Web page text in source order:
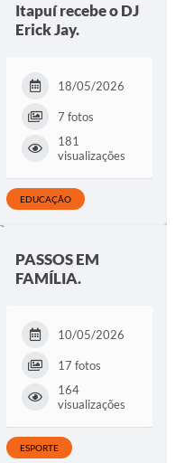
Itapuí recebe o DJ
Erick Jay.
18/05/2026
7 fotos
181
visualizações
EDUCAÇÃO
PASSOS EM
FAMÍLIA.
10/05/2026
17 fotos
164
visualizações
ESPORTE